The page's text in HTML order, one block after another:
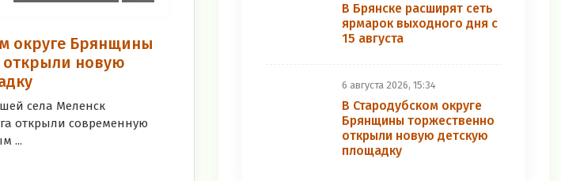
округе Брянщины
открыли новую
села Меленск
открыли современную
...
В Брянске расширят сеть
ярмарок выходного дня с
15 августа
6 августа 2026, 15:34
В Стародубском округе
Брянщины торжественно
открыли новую детскую
площадку